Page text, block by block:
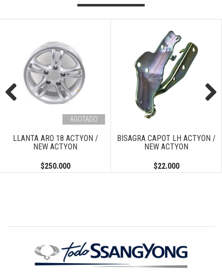
AGOTADO
LLANTA ARO 18 ACTYON /
NEW ACTYON
$250.000
BISAGRA CAPOT LH ACTYON /
NEW ACTYON
$22.000